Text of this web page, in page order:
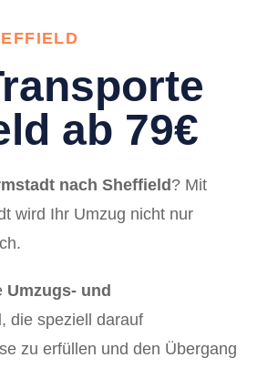
ab 79€
nach Sheffield ? Mit
wird Ihr Umzug nicht nur
Umzugs- und
, die speziell darauf
zu erfüllen und den Übergang